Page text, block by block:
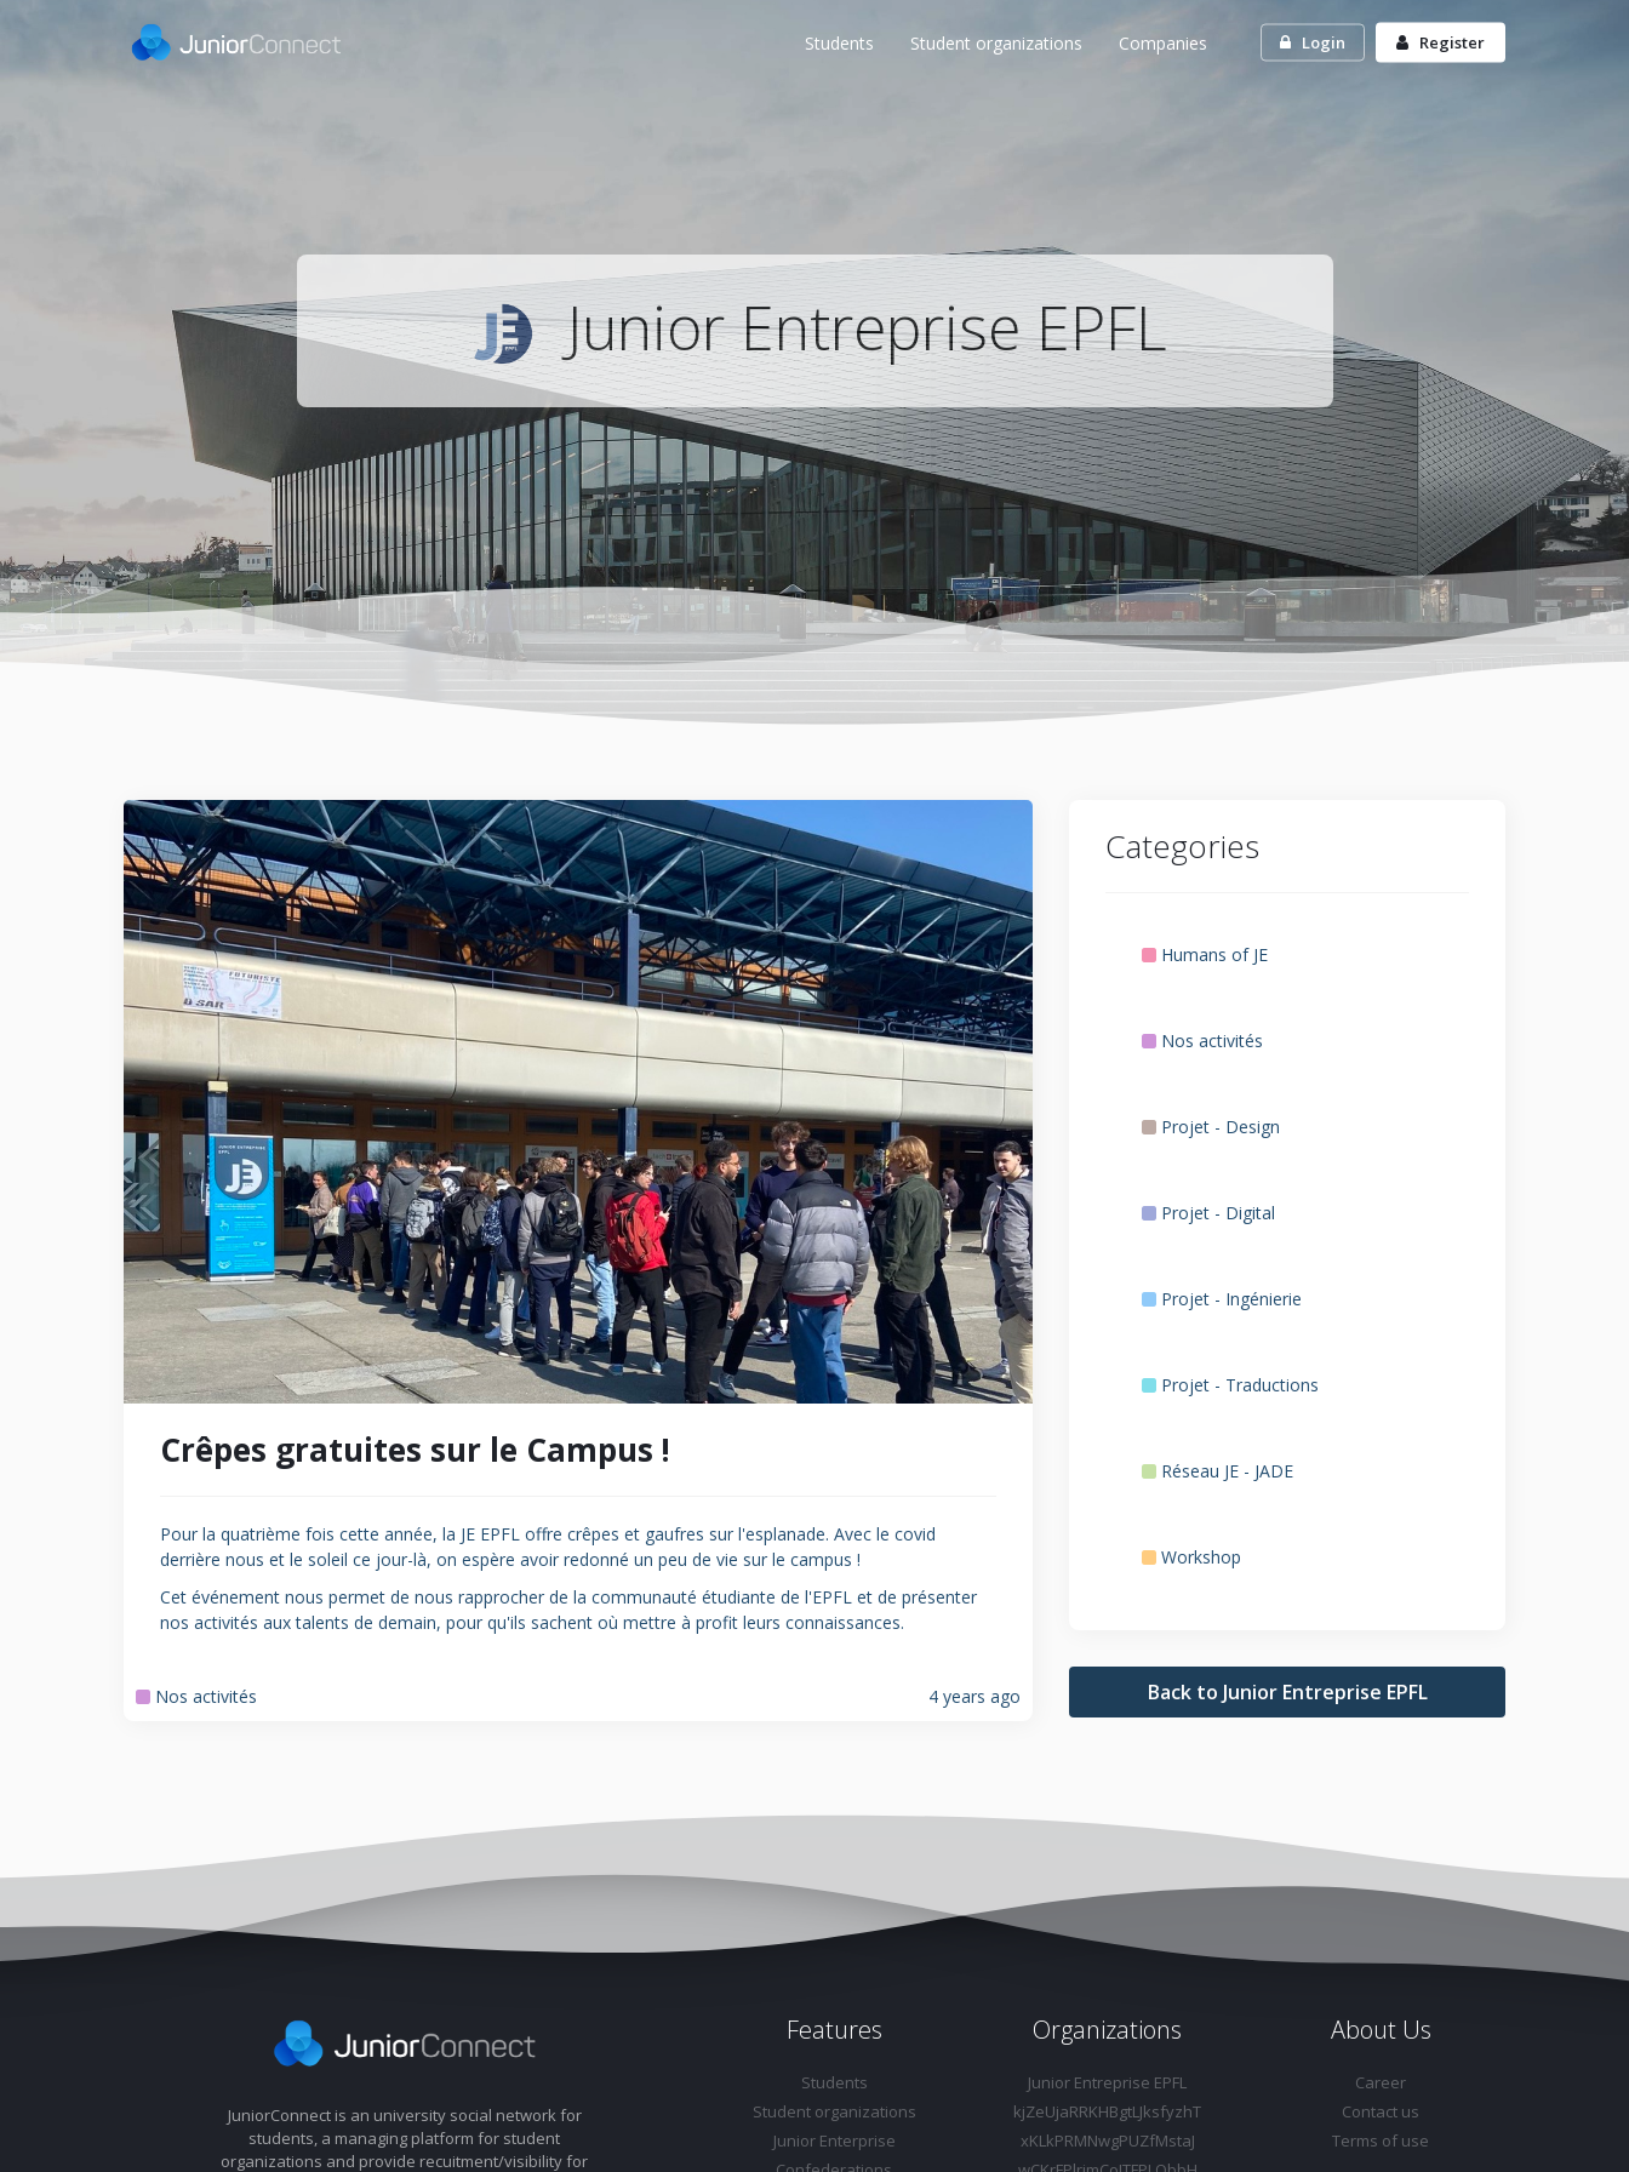
Students Student organizations Companies Login Register
Junior Entreprise EPFL
Crêpes gratuites sur le Campus !
Pour la quatrième fois cette année, la JE EPFL offre crêpes et gaufres sur l'esplanade. Avec le covid
derrière nous et le soleil ce jour-là, on espère avoir redonné un peu de vie sur le campus !
Cet événement nous permet de nous rapprocher de la communauté étudiante de l'EPFL et de présenter
nos activités aux talents de demain, pour qu'ils sachent où mettre à profit leurs connaissances.
Nos activités 4 years ago
Categories
Humans of JE
Nos activités
Projet - Design
Projet - Digital
Projet - Ingénierie
Projet - Traductions
Réseau JE - JADE
Workshop
Back to Junior Entreprise EPFL
JuniorConnect is an university social network for
students, a managing platform for student
organizations and provide recuitment/visibility for
Features
Students
Student organizations
Junior Enterprise
Organizations
Junior Entreprise EPFL
kjZeUjaRRKHBgtLJksfyzhT
xKLkPRMNwgPUZfMstaJ
About Us
Career
Contact us
Terms of use